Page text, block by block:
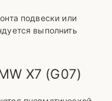
подвески или
выполнить
X7 (G07)